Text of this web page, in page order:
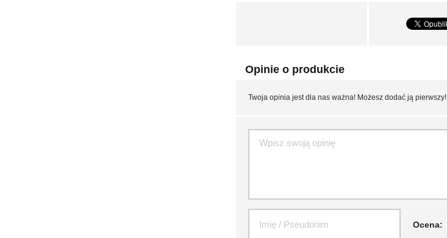
Opinie o produkcie
Twoja opinia jest dla nas ważna! Możesz dodać ją pierwszy!
Ocena: